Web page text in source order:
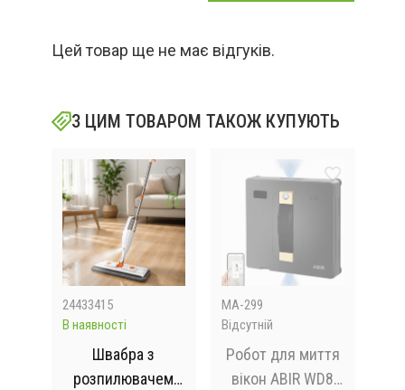
Цей товар ще не має відгуків.
З ЦИМ ТОВАРОМ ТАКОЖ КУПУЮТЬ
24433415
В наявності
Швабра з
розпилювачем
MA-299
Відсутній
Робот для миття
вікон ABIR WD8